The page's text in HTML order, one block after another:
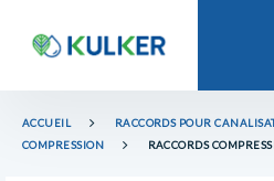
ACCUEIL RACCORDS POUR
COMPRESSION
RACCORDS